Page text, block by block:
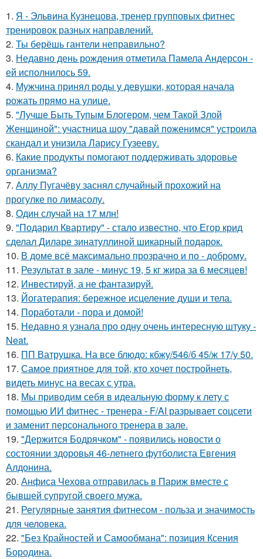
1. Я - Эльвина Кузнецова, тренер групповых фитнес
тренировок разных направлений.
2. Ты берёшь гантели неправильно?
3. Недавно день рождения отметила Памела Андерсон -
ей исполнилось 59.
4. Мужчина принял роды у девушки, которая начала
рожать прямо на улице.
5. "Лучше Быть Тупым Блогером, чем Такой Злой
Женщиной": участница шоу "давай поженимся" устроила
скандал и унизила Ларису Гузееву.
6. Какие продукты помогают поддерживать здоровье
организма?
7. Аллу Пугачёву заснял случайный прохожий на
прогулке по лимасолу.
8. Один случай на 17 млн!
9. "Подарил Квартиру" - стало известно, что Егор крид
сделал Диларе зинатуллиной шикарный подарок.
10. В доме всё максимально прозрачно и по - доброму.
11. Результат в зале - минус 19, 5 кг жира за 6 месяцев!
12. Инвестируй, а не фантазируй.
13. Йогатерапия: бережное исцеление души и тела.
14. Поработали - пора и домой!
15. Недавно я узнала про одну очень интересную штуку -
Neat.
16. ПП Ватрушка. На все блюдо: кбжу/546/б 45/ж 17/у 50.
17. Самое приятное для той, кто хочет постройнеть,
видеть минус на весах с утра.
18. Мы приводим себя в идеальную форму к лету с
помощью ИИ фитнес - тренера - F/AI разрывает соцсети
и заменит персонального тренера в зале.
19. "Держится Бодрячком" - появились новости о
состоянии здоровья 46-летнего футболиста Евгения
Алдонина.
20. Анфиса Чехова отправилась в Париж вместе с
бывшей супругой своего мужа.
21. Регулярные занятия фитнесом - польза и значимость
для человека.
22. "Без Крайностей и Самообмана": позиция Ксения
Бородина.